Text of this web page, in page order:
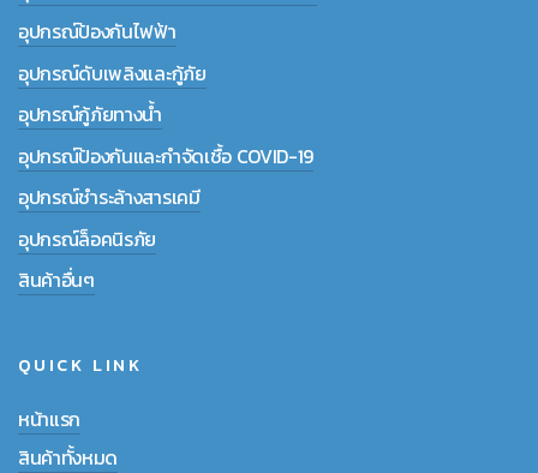
อุปกรณ์ป้องกันไฟฟ้า
อุปกรณ์ดับเพลิงและกู้ภัย
อุปกรณ์กู้ภัยทางน้ำ
อุปกรณ์ป้องกันและกำจัดเชื้อ COVID-19
อุปกรณ์ชำระล้างสารเคมี
อุปกรณ์ล็อคนิรภัย
สินค้าอื่นๆ
QUICK LINK
หน้าแรก
สินค้าทั้งหมด